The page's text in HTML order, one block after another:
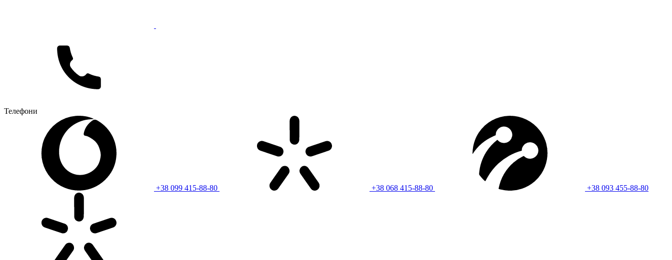
Телефони
+38 099 415-88-80 +38 068 415-88-80 +38 093 455-88-80